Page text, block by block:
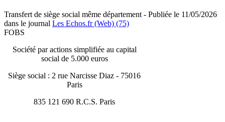
Transfert de siège social même département - Publiée le 11/05/2026
dans le journal Les Echos.fr (Web) (75)
FOBS
Société par actions simplifiée au capital
social de 5.000 euros
Siège social : 2 rue Narcisse Diaz - 75016
Paris
835 121 690 R.C.S. Paris